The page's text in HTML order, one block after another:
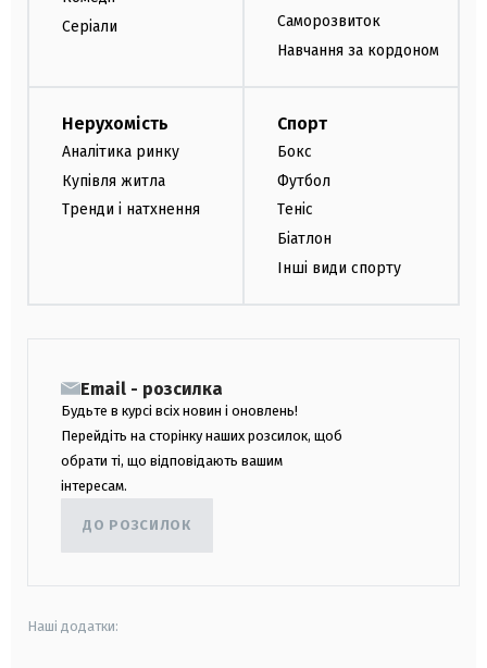
Серіали
Саморозвиток
Навчання за кордоном
Нерухомість
Аналітика ринку
Купівля житла
Тренди і натхнення
Спорт
Бокс
Футбол
Теніс
Біатлон
Інші види спорту
Email - розсилка
Будьте в курсі всіх новин і оновлень!
Перейдіть на сторінку наших розсилок, щоб
обрати ті, що відповідають вашим
інтересам.
ДО РОЗСИЛОК
Наші додатки: